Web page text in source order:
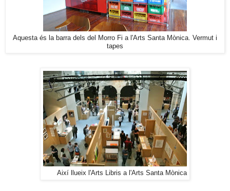
Aquesta és la barra dels del Morro Fi a l'Arts Santa Mònica. Vermut i
tapes
Així llueix l'Arts Libris a l'Arts Santa Mònica